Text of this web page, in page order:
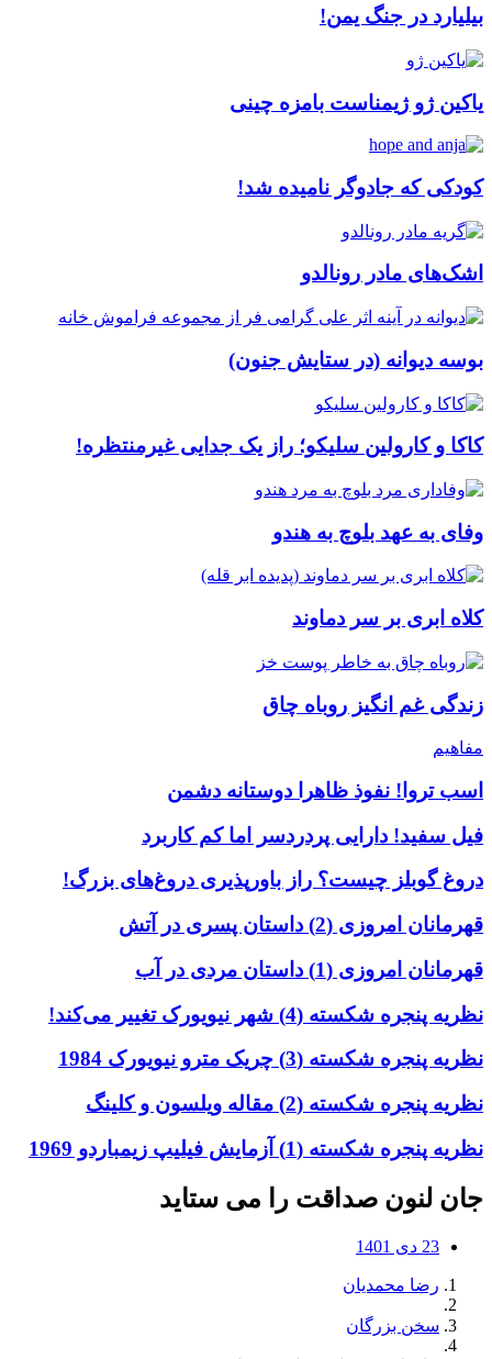
بیلیارد در جنگ یمن!
یاکین ژو ژیمناست بامزه چینی
کودکی که جادوگر نامیده شد!
اشک‌های مادر رونالدو
بوسه دیوانه (در ستایش جنون)
کاکا و کارولین سلیکو؛ راز یک جدایی غیرمنتظره!
وفای به عهد بلوچ به هندو
کلاه ابری بر سر دماوند
زندگی غم انگیز روباه چاق
مفاهیم
اسب تروا! نفوذ ظاهرا دوستانه دشمن
فیل سفید! دارایی پردردسر اما کم کاربرد
دروغ گوبلز چیست؟ راز باورپذیری دروغ‌های بزرگ!
قهرمانان امروزی (2) داستان پسری در آتش
قهرمانان امروزی (1) داستان مردی در آب
نظریه پنجره شکسته (4) شهر نیویورک تغییر می‌کند!
نظریه پنجره شکسته (3) چریک مترو نیویورک 1984
نظریه پنجره شکسته (2) مقاله ویلسون و کلینگ
نظریه پنجره شکسته (1) آزمایش فیلیپ زیمباردو 1969
جان لنون صداقت را می ستاید
23 دی 1401
رضا محمدیان
سخن بزرگان